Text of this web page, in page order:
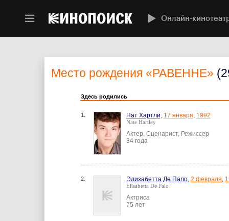
Онлайн-
Место рождения «РАВЕННЕ»
Здесь родились
1. Нат Хартли, 17 января, 1992
Nate Hartley
Актер, Сценарист, Режиссер
34 года
2. Элизабетта Де Пало, 2 февраля,
Elisabetta De Palo
Актриса
75 лет